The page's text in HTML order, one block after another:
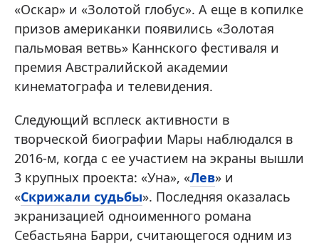
«Оскар» и «Золотой глобус». А еще в копилке
призов американки появились «Золотая
пальмовая ветвь» Каннского фестиваля и
премия Австралийской академии
кинематографа и телевидения.
Следующий всплеск активности в
творческой биографии Мары наблюдался в
2016-м, когда с ее участием на экраны вышли
3 крупных проекта: «Уна», «Лев» и
«Скрижали судьбы». Последняя оказалась
экранизацией одноименного романа
Себастьяна Барри, считающегося одним из